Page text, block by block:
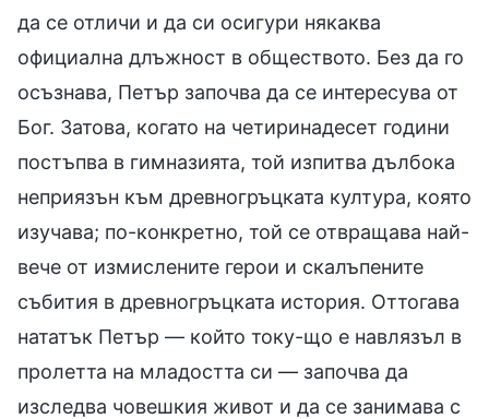
да се отличи и да си осигури някаква
официална длъжност в обществото. Без да го
осъзнава, Петър започва да се интересува от
Бог. Затова, когато на четиринадесет години
постъпва в гимназията, той изпитва дълбока
неприязън към древногръцката култура, която
изучава; по-конкретно, той се отвращава най-
вече от измислените герои и скалъпените
събития в древногръцката история. Оттогава
нататък Петър — който току-що е навлязъл в
пролетта на младостта си — започва да
изследва човешкия живот и да се занимава с